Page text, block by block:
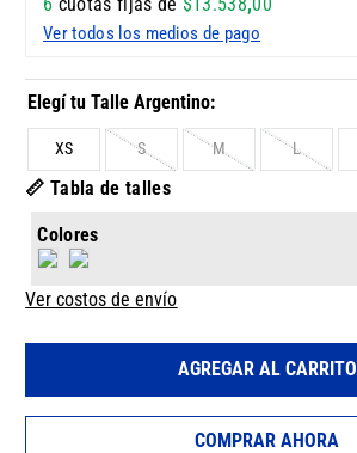
Ver todos los medios de pago
S M L
XS
📏 Tabla de talles
Colores
Ver costos de envío
AGREGAR AL CARRITO
COMPRAR AHORA